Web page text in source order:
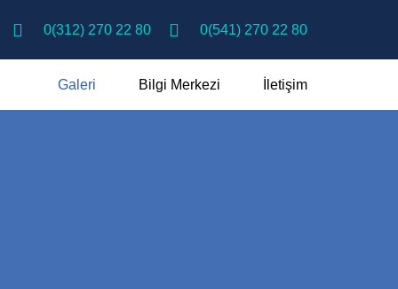
0(312) 270 22 80 0(541) 270 22 80
Galeri Bilgi Merkezi İletişim